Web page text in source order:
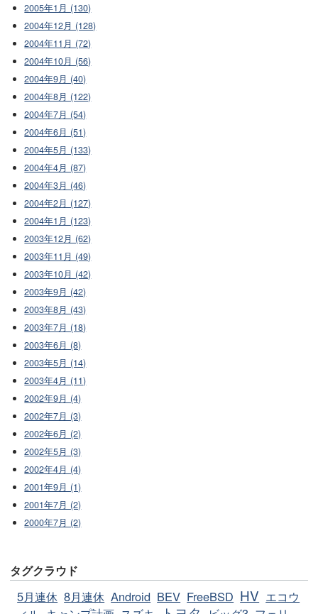
2005年1月 (130)
2004年12月 (128)
2004年11月 (72)
2004年10月 (56)
2004年9月 (40)
2004年8月 (122)
2004年7月 (54)
2004年6月 (51)
2004年5月 (133)
2004年4月 (87)
2004年3月 (46)
2004年2月 (127)
2004年1月 (123)
2003年12月 (62)
2003年11月 (49)
2003年10月 (42)
2003年9月 (42)
2003年8月 (43)
2003年7月 (18)
2003年6月 (8)
2003年5月 (14)
2003年4月 (11)
2002年9月 (4)
2002年7月 (3)
2002年6月 (2)
2002年5月 (3)
2002年4月 (4)
2001年9月 (1)
2001年7月 (2)
2000年7月 (2)
タグクラウド
5月連休 8月連休 Android BEV FreeBSD HV エコウ